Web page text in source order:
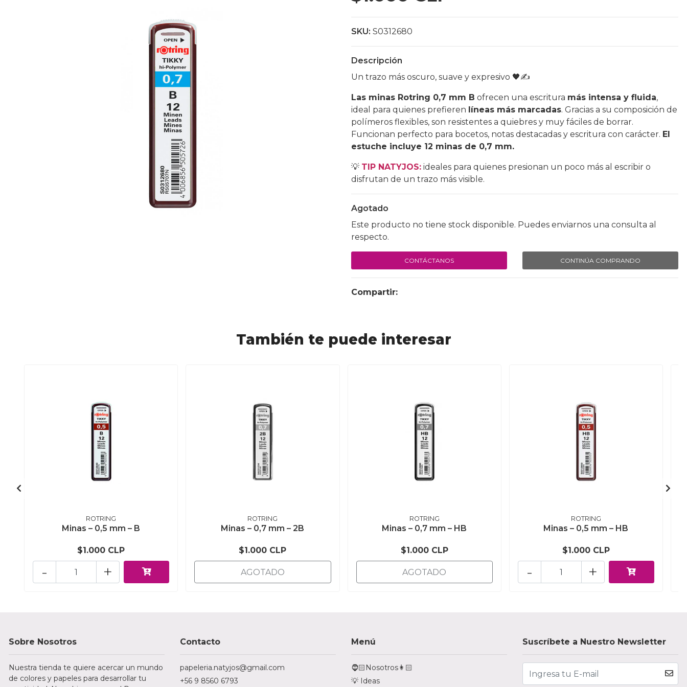
SKU: S0312680
Descripción
Un trazo más oscuro, suave y expresivo 🖤✍️
Las minas Rotring 0,7 mm B ofrecen una escritura más intensa y fluida,
ideal para quienes prefieren líneas más marcadas. Gracias a su composición de
polímeros flexibles, son resistentes a quiebres y muy fáciles de borrar.
Funcionan perfecto para bocetos, notas destacadas y escritura con carácter. El
estuche incluye 12 minas de 0,7 mm.
💡 TIP NATYJOS: ideales para quienes presionan un poco más al escribir o
disfrutan de un trazo más visible.
Agotado
Este producto no tiene stock disponible. Puedes enviarnos una consulta al
respecto.
CONTÁCTANOS CONTINÚA COMPRANDO
Compartir:
También te puede interesar
ROTRING
Minas – 0,5 mm – B
$1.000 CLP
+
-
ROTRING
Minas – 0,7 mm – 2B
$1.000 CLP
AGOTADO
ROTRING
Minas – 0,7 mm – HB
$1.000 CLP
AGOTADO
ROTRING
Minas – 0,5 mm – HB
$1.000 CLP
+
-
Sobre Nosotros
Nuestra tienda te quiere acercar un mundo
de colores y papeles para desarrollar tu
Contacto
papeleria.natyjos@gmail.com
+56 9 8560 6793
Menú
🧔🏻Nosotros👩🏻
💡 Ideas
Suscríbete a Nuestro Newsletter